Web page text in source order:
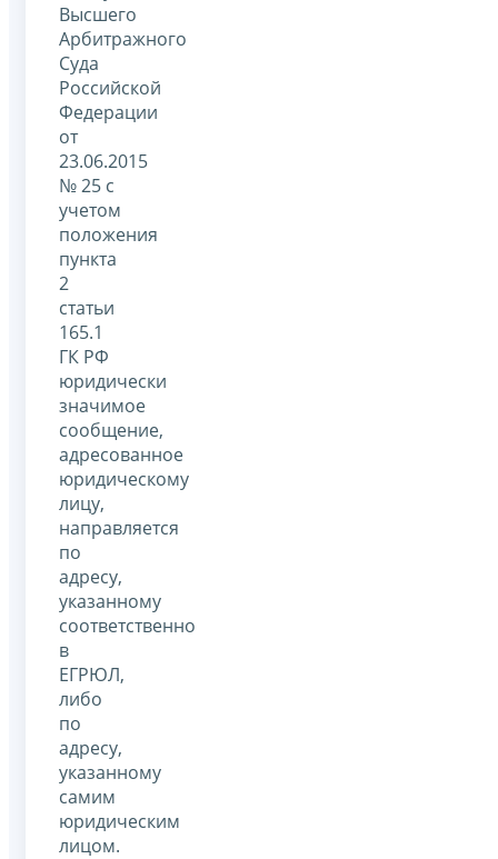
Высшего
Арбитражного
Суда
Российской
Федерации
от
23.06.2015
№ 25 с
учетом
положения
пункта
2
статьи
165.1
ГК РФ
юридически
значимое
сообщение,
адресованное
юридическому
лицу,
направляется
по
адресу,
указанному
соответственно
в
ЕГРЮЛ,
либо
по
адресу,
указанному
самим
юридическим
лицом.